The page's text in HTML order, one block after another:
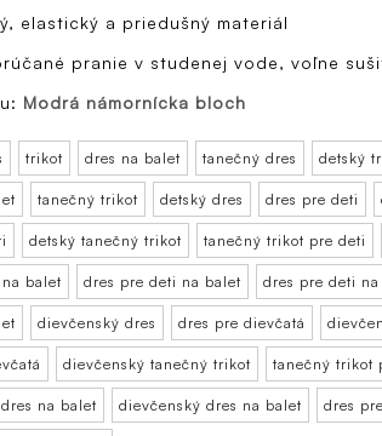
elastický a priedušný materiál
pranie v studenej vode, voľne
Modrá námornícka bloch
trikot dres na balet tanečný dres detský
tanečný trikot detský dres dres pre deti
detský tanečný trikot tanečný trikot pre deti
balet dres pre deti na balet dres pre deti
dievčenský dres dres pre dievčatá
dievčenský tanečný trikot tanečný trikot
na balet dievčenský dres na balet dres